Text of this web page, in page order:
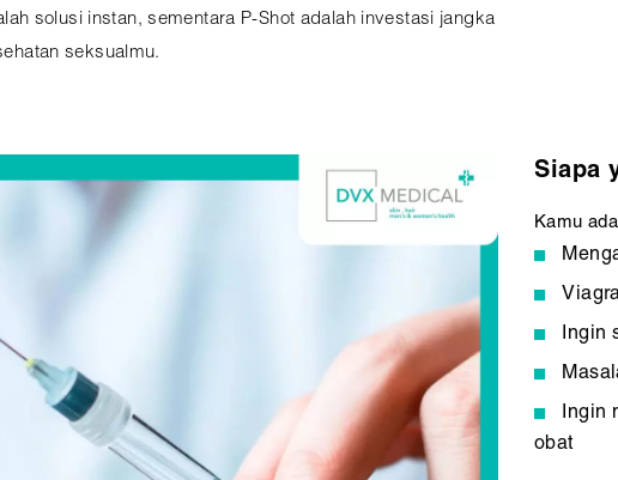
solusi instan, sementara P-Shot adalah investasi jangka
seksualmu.
Siapa
Kamu
Ingin
Ingin
obat